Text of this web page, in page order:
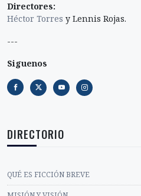
Directores:
Héctor Torres y Lennis Rojas.
---
Siguenos
DIRECTORIO
QUÉ ES FICCIÓN BREVE